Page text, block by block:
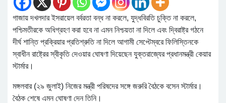
গাজায় দখলদার ইসরায়েল বর্বরতা বন্ধ না করলে, যুদ্ধবিরতি চুক্তি না করলে,
পশ্চিমতীরকে অধিগ্রহণ করা হবে না এমন নিশ্চয়তা না দিলে এবং দ্বিরাষ্ট্র গঠনে
দীর্ঘ শান্তি প্রক্রিয়ার প্রতিশ্রুতি না দিলে আগামী সেপ্টেম্বরে ফিলিস্তিনকে
স্বাধীন রাষ্ট্রের স্বীকৃতি দেওয়ার ঘোষণা দিয়েছেন যুক্তরাজ্যের প্রধানমন্ত্রী কেয়ার
স্টার্মার।
মঙ্গলবার (২৯ জুলাই) নিজের মন্ত্রী পরিষদের সঙ্গে জরুরি বৈঠকে বসেন স্টার্মার।
বৈঠক শেষে এমন ঘোষণা দেন তিনি।